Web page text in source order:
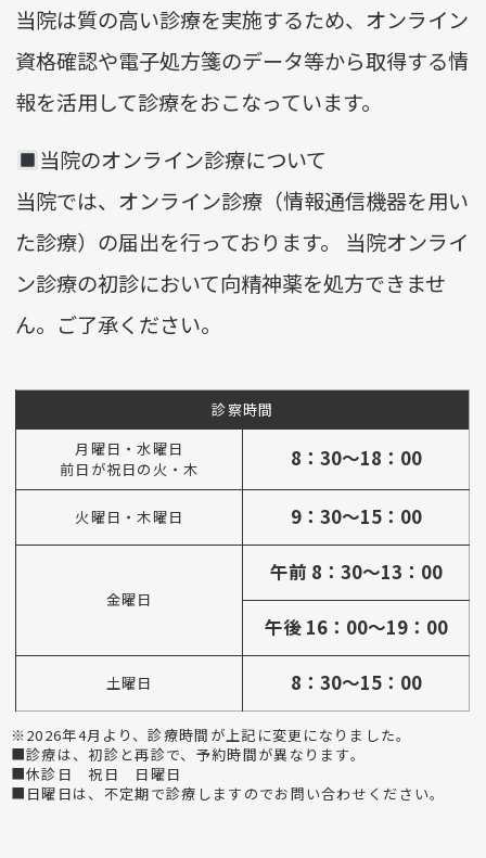
当院は質の高い診療を実施するため、オンライン
資格確認や電子処方箋のデータ等から取得する情
報を活用して診療をおこなっています。
当院のオンライン診療について
当院では、オンライン診療（情報通信機器を用い
た診療）の届出を行っております。 当院オンライ
ン診療の初診において向精神薬を処方できませ
ん。ご了承ください。
診察時間
月曜日・水曜日
前日が祝日の火・木
8：30～18：00
火曜日・木曜日 9：30～15：00
金曜日
午前 8：30～13：00
午後 16：00～19：00
土曜日 8：30～15：00
※2026年4月より、診療時間が上記に変更になりました。
■診療は、初診と再診で、予約時間が異なります。
■休診日 祝日 日曜日
■日曜日は、不定期で診療しますのでお問い合わせください。